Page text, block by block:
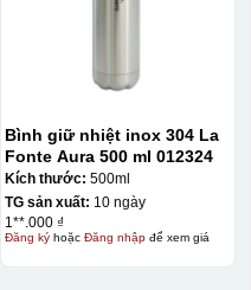
Bình giữ nhiệt inox 304 La
Fonte Aura 500 ml 012324
Kích thước: 500ml
TG sản xuất: 10 ngày
1**.000 ₫
Đăng kýhoặc Đăng nhậpđể xem giá